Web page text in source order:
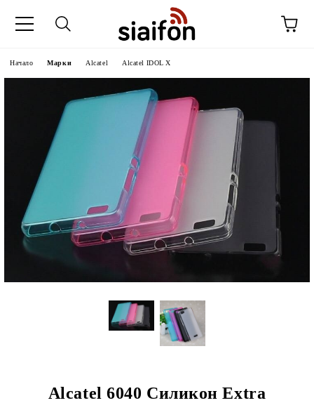
Начало Марки Alcatel Alcatel IDOL X
Alcatel 6040 Силикон Extra